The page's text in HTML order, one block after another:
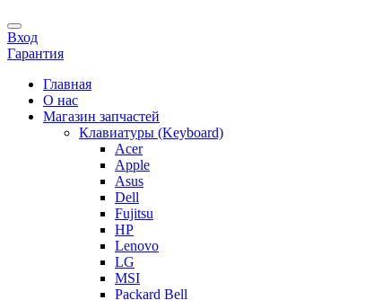
Вход
Гарантия
Главная
О нас
Магазин запчастей
Клавиатуры (Keyboard)
Acer
Apple
Asus
Dell
Fujitsu
HP
Lenovo
LG
MSI
Packard Bell